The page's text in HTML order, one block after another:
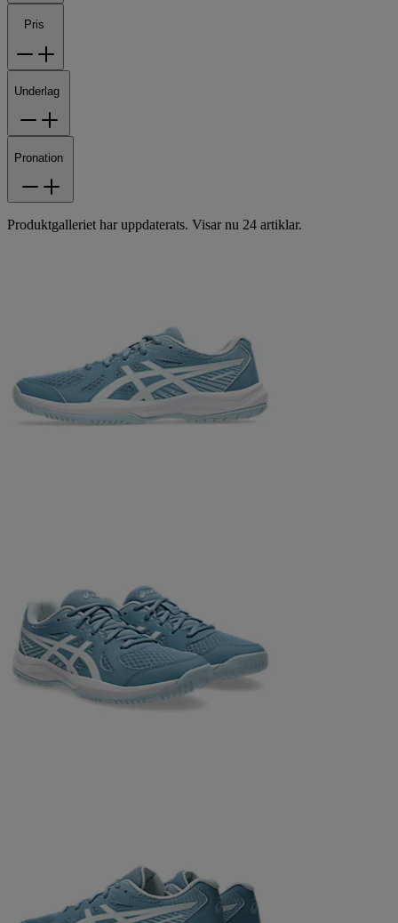
Pris
Underlag
Pronation
Produktgalleriet har uppdaterats. Visar nu 24 artiklar.